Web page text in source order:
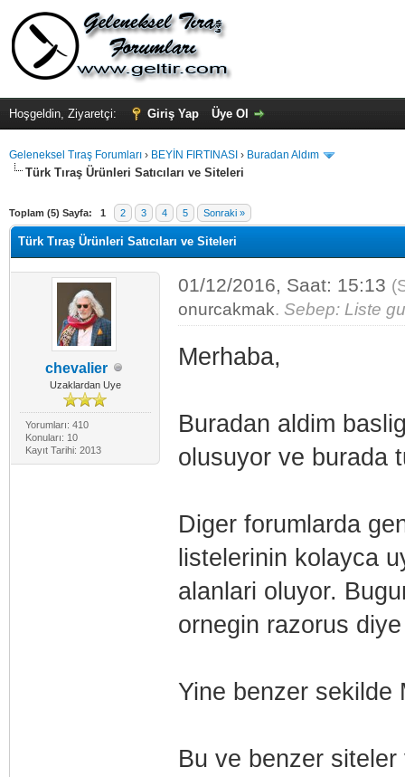
Hoşgeldin, Ziyaretçi: Giriş Yap Üye Ol
Geleneksel Tıraş Forumları › BEYİN FIRTINASI › Buradan Aldım
Türk Tıraş Ürünleri Satıcıları ve Siteleri
Toplam (5) Sayfa: 1 2 3 4 5 Sonraki »
Türk Tıraş Ürünleri Satıcıları ve Siteleri
chevalier
Uzaklardan Uye
Yorumları: 410
Konuları: 10
Kayıt Tarihi: 2013
01/12/2016, Saat: 15:13
onurcakmak. Sebep: Liste
Merhaba,
Buradan aldim
olusuyor ve burada
Diger forumlarda
listelerinin kolayca
alanlari oluyor.
ornegin razorus
Yine benzer sekilde
Bu ve benzer